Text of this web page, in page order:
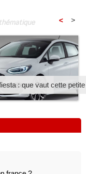
< >
?
: que vaut cette